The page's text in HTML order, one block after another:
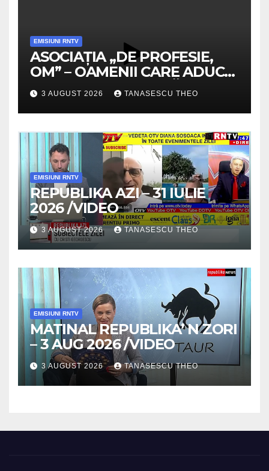
EMISIUNI RNTV
ASOCIAȚIA „DE PROFESIE,
OM” – OAMENII CARE ADUC
VALOARE COMUNITĂȚII /
SECRETELE SUCCESULUI
/VIDEO
3 AUGUST 2026 TANASESCU THEO
EMISIUNI RNTV
REPUBLIKA AZI – 31 IULIE
2026 /VIDEO
3 AUGUST 2026 TANASESCU THEO
EMISIUNI RNTV
MATINAL REPUBLIKA’ N ZORI
– 3 AUG 2026 /VIDEO
3 AUGUST 2026 TANASESCU THEO